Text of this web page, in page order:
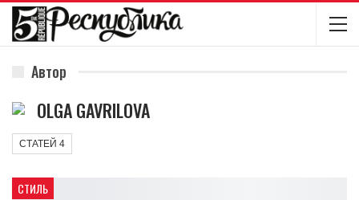
Автор
OLGA GAVRILOVA
СТАТЕЙ 4
СТИЛЬ